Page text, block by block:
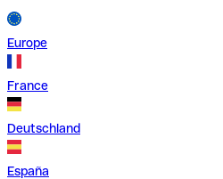
Europe
France
Deutschland
España